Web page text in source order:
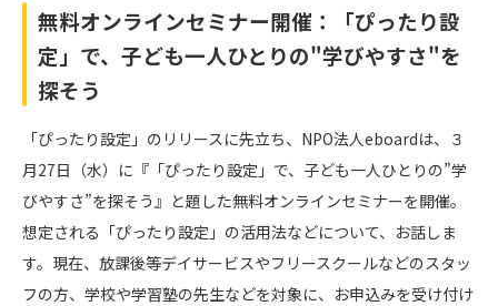
無料オンラインセミナー開催：「ぴったり設
定」で、子ども一人ひとりの"学びやすさ"を
探そう
「ぴったり設定」のリリースに先立ち、NPO法人eboardは、３
月27日（水）に『「ぴったり設定」で、子ども一人ひとりの”学
びやすさ”を探そう』と題した無料オンラインセミナーを開催。
想定される「ぴったり設定」の活用法などについて、お話しま
す。現在、放課後等デイサービスやフリースクールなどのスタッ
フの方、学校や学習塾の先生などを対象に、お申込みを受け付け